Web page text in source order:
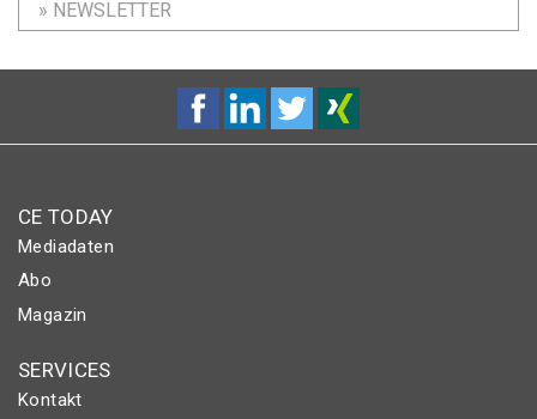
» NEWSLETTER
CE TODAY
Mediadaten
Abo
Magazin
SERVICES
Kontakt